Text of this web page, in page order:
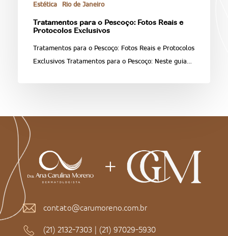
Estética Rio de Janeiro
Tratamentos para o Pescoço: Fotos Reais e
Protocolos Exclusivos
Tratamentos para o Pescoço: Fotos Reais e Protocolos
Exclusivos Tratamentos para o Pescoço: Neste guia…
contato@carumoreno.com.br
(21) 2132-7303 | (21) 97029-5930